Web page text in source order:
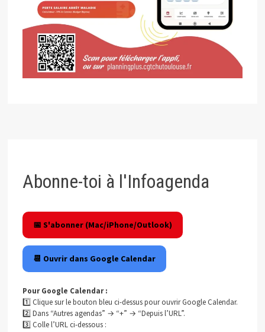
Abonne-toi à l'Infoagenda
📅 S'abonner (Mac/iPhone/Outlook)
📆 Ouvrir dans Google Calendar
Pour Google Calendar :
1️⃣ Clique sur le bouton bleu ci-dessus pour ouvrir Google Calendar.
2️⃣ Dans “Autres agendas” → “+” → “Depuis l’URL”.
3️⃣ Colle l’URL ci-dessous :